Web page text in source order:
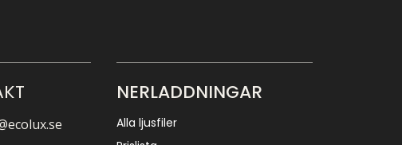
NERLADDNINGAR
Alla ljusfiler